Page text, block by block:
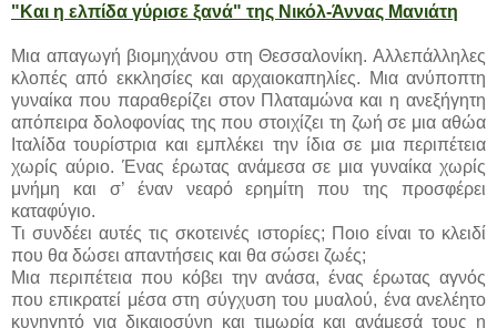
"Και η ελπίδα γύρισε ξανά" της Νικόλ-Άννας Μανιάτη
Μια απαγωγή βιομηχάνου στη Θεσσαλονίκη. Αλλεπάλληλες
κλοπές από εκκλησίες και αρχαιοκαπηλίες. Μια ανύποπτη
γυναίκα που παραθερίζει στον Πλαταμώνα και η ανεξήγητη
απόπειρα δολοφονίας της που στοιχίζει τη ζωή σε μια αθώα
Ιταλίδα τουρίστρια και εμπλέκει την ίδια σε μια περιπέτεια
χωρίς αύριο. Ένας έρωτας ανάμεσα σε μια γυναίκα χωρίς
μνήμη και σ’ έναν νεαρό ερημίτη που της προσφέρει
καταφύγιο.
Τι συνδέει αυτές τις σκοτεινές ιστορίες; Ποιο είναι το κλειδί
που θα δώσει απαντήσεις και θα σώσει ζωές;
Μια περιπέτεια που κόβει την ανάσα, ένας έρωτας αγνός
που επικρατεί μέσα στη σύγχυση του μυαλού, ένα ανελέητο
κυνηγητό για δικαιοσύνη και τιμωρία και ανάμεσά τους η